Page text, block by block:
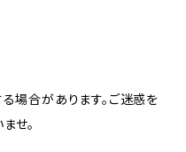
場合があります。ご迷惑を
せ。